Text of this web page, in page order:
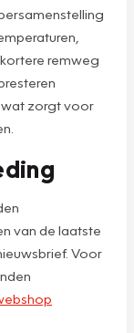
remweg
zorgt voor
van de laatste
Voor